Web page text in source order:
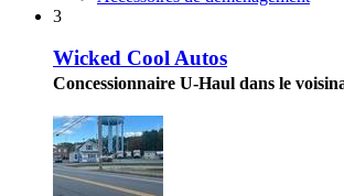
3
Wicked Cool Autos
Concessionnaire U-Haul dans le